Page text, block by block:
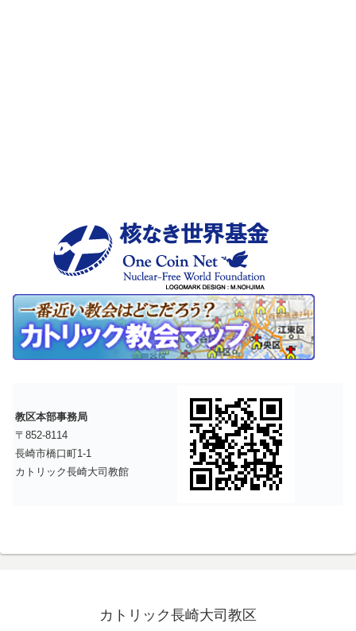
教区本部事務局
〒852-8114
長崎市橋口町1-1
カトリック長崎大司教館
カトリック長崎大司教区